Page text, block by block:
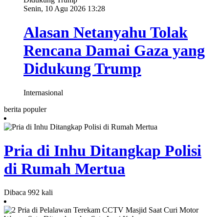
Senin, 10 Agu 2026 13:28
Alasan Netanyahu Tolak
Rencana Damai Gaza yang
Didukung Trump
Internasional
berita populer
Pria di Inhu Ditangkap Polisi
di Rumah Mertua
Dibaca 992 kali